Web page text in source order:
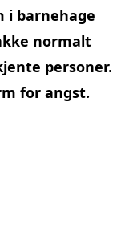
i barnehage
normalt
personer.
for angst.